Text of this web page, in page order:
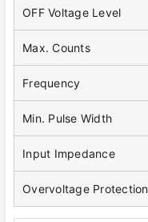
OFF Voltage Level
Max. Counts
Frequency
Min. Pulse Width
Input Impedance
Overvoltage Protection